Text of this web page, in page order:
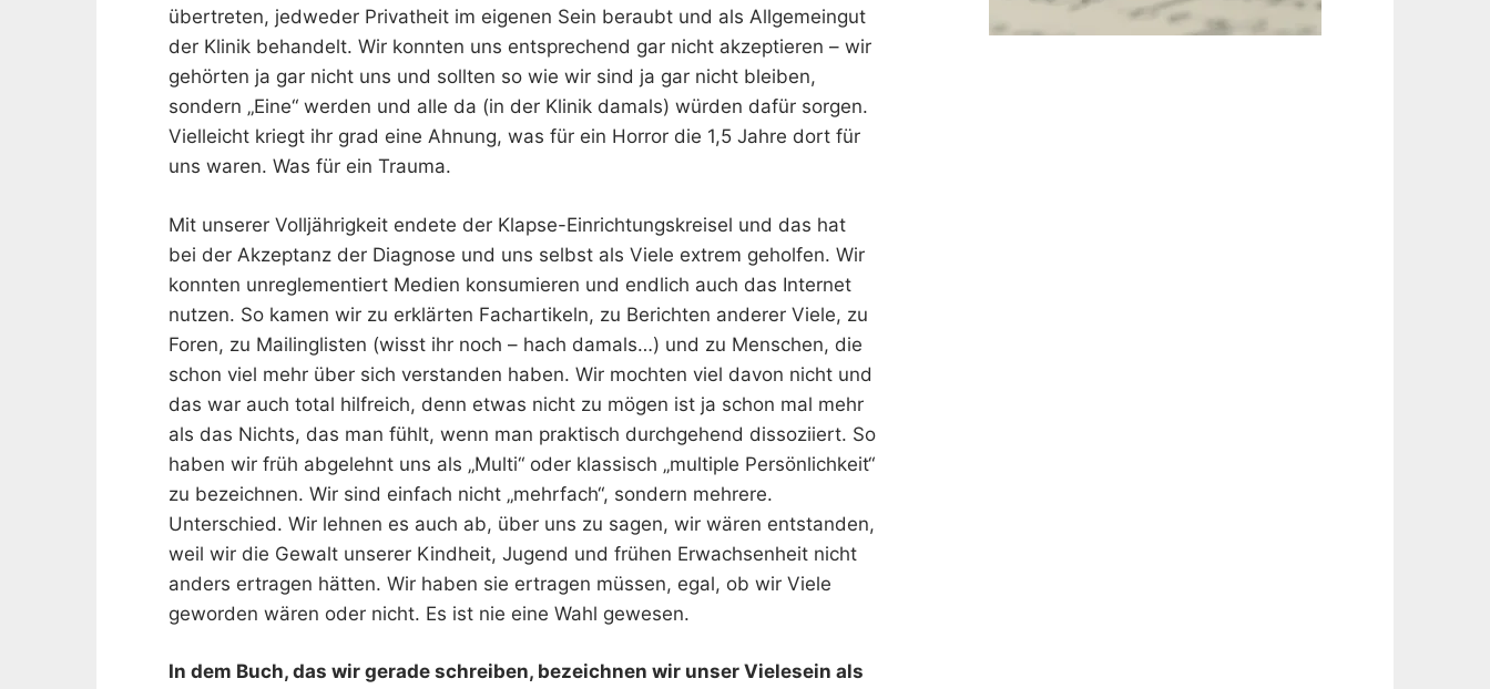
übertreten, jedweder Privatheit im eigenen Sein beraubt und als Allgemeingut
der Klinik behandelt. Wir konnten uns entsprechend gar nicht akzeptieren – wir
gehörten ja gar nicht uns und sollten so wie wir sind ja gar nicht bleiben,
sondern „Eine“ werden und alle da (in der Klinik damals) würden dafür sorgen.
Vielleicht kriegt ihr grad eine Ahnung, was für ein Horror die 1,5 Jahre dort für
uns waren. Was für ein Trauma.
Mit unserer Volljährigkeit endete der Klapse-Einrichtungskreisel und das hat
bei der Akzeptanz der Diagnose und uns selbst als Viele extrem geholfen. Wir
konnten unreglementiert Medien konsumieren und endlich auch das Internet
nutzen. So kamen wir zu erklärten Fachartikeln, zu Berichten anderer Viele, zu
Foren, zu Mailinglisten (wisst ihr noch – hach damals…) und zu Menschen, die
schon viel mehr über sich verstanden haben. Wir mochten viel davon nicht und
das war auch total hilfreich, denn etwas nicht zu mögen ist ja schon mal mehr
als das Nichts, das man fühlt, wenn man praktisch durchgehend dissoziiert. So
haben wir früh abgelehnt uns als „Multi“ oder klassisch „multiple Persönlichkeit“
zu bezeichnen. Wir sind einfach nicht „mehrfach“, sondern mehrere.
Unterschied. Wir lehnen es auch ab, über uns zu sagen, wir wären entstanden,
weil wir die Gewalt unserer Kindheit, Jugend und frühen Erwachsenheit nicht
anders ertragen hätten. Wir haben sie ertragen müssen, egal, ob wir Viele
geworden wären oder nicht. Es ist nie eine Wahl gewesen.
In dem Buch, das wir gerade schreiben, bezeichnen wir unser Vielesein als